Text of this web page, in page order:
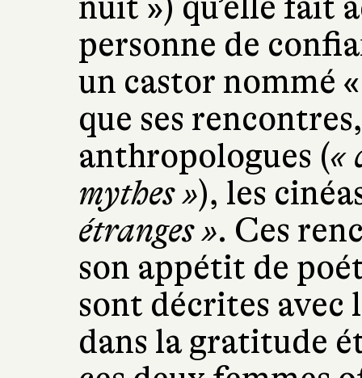
personne de
un castor nommé
que ses
anthropologues («
mythes »), les
étranges ». Ces
son appétit de
sont décrites avec
dans la gratitude